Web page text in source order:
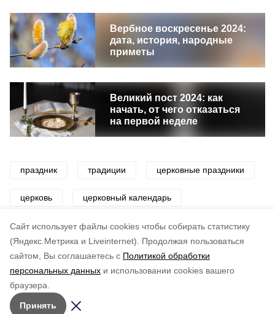
Cайт использует файлы cookies чтобы собирать статистику
(Яндекс.Метрика и Liveinternet).
Продолжая пользоваться
сайтом, Вы соглашаетесь с Политикой обработки
персональных данных и использовании cookies вашего
браузера.
Принять
Вербное воскресенье 2024:
дата, история, народные
приметы
Великий пост 2024: как
начать, от чего отказаться
на первой неделе
праздник традиции церковные праздники
церковь церковный календарь
православие
по оценке
5